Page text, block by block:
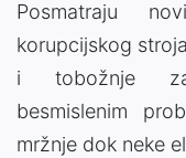
Posmatraju
korupcijskog
i tobožnje
besmislenim
mržnje dok neke